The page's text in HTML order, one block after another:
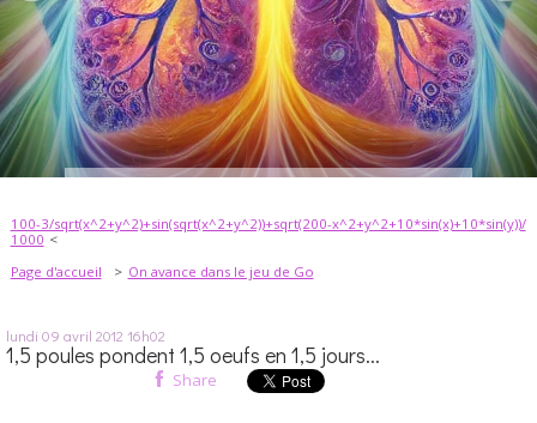
100-​3/​sqrt(​x^​2+​y^​2)+​sin(​sqrt(​x^​2+​y^​2))+​sqrt(​200-​x^​2+​y^​2+​10*​sin(​x)+​10*​sin(​y))/​
1000
Page d'accueil
On avance dans le jeu de Go
lundi 09 avril 2012 16h02
1,5 poules pondent 1,5 oeufs en 1,5 jours...
Share